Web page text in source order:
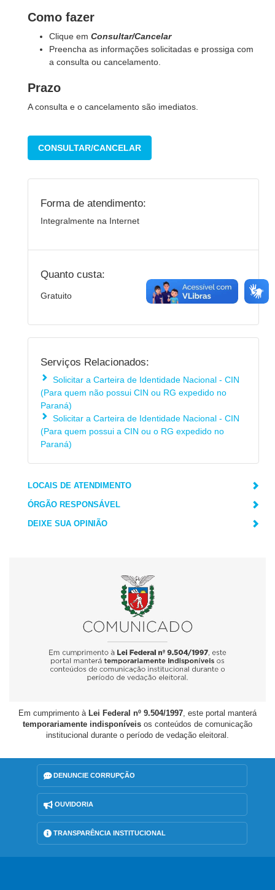
Como fazer
Clique em Consultar/Cancelar
Preencha as informações solicitadas e prossiga com
a consulta ou cancelamento.
Prazo
A consulta e o cancelamento são imediatos.
CONSULTAR/CANCELAR
Forma de atendimento:
Integralmente na Internet
Quanto custa:
Gratuito
Serviços Relacionados:
Solicitar a Carteira de Identidade Nacional - CIN
(Para quem não possui CIN ou RG expedido no
Paraná)
Solicitar a Carteira de Identidade Nacional - CIN
(Para quem possui a CIN ou o RG expedido no
Paraná)
LOCAIS DE ATENDIMENTO
ÓRGÃO RESPONSÁVEL
DEIXE SUA OPINIÃO
Em cumprimento à Lei Federal nº 9.504/1997, este portal manterá
temporariamente indisponíveis os conteúdos de comunicação
institucional durante o período de vedação eleitoral.
DENUNCIE CORRUPÇÃO
OUVIDORIA
TRANSPARÊNCIA INSTITUCIONAL